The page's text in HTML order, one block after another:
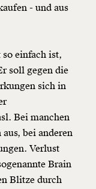
- und aus
einfach ist,
soll gegen die
sich in
Bei manchen
bei anderen
Verlust
Brain
Blitze durch